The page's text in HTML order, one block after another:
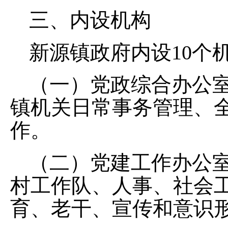
三、内设机构
新源镇政府内设10个
（一） 党政综合办公
镇机关日常事务管理、
作。
（二） 党建工作办公
村工作队、 人事、 社会
育、 老干、宣传和意识